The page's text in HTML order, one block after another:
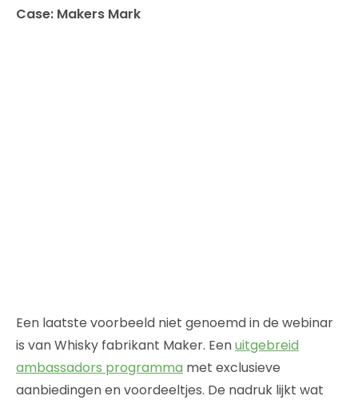
Case: Makers Mark
Een laatste voorbeeld niet genoemd in de webinar
is van Whisky fabrikant Maker. Eenuitgebreid
ambassadors programma met exclusieve
aanbiedingen en voordeeltjes. De nadruk lijkt wat